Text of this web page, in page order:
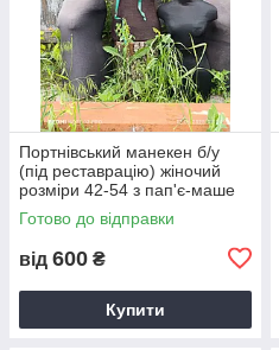
Портнівський манекен б/у
(під реставрацію) жіночий
розміри 42-54 з пап'є-маше
без ніжки
Готово до відправки
від 600 ₴
Купити